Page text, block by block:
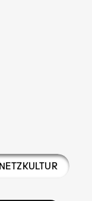
NETZKULTUR